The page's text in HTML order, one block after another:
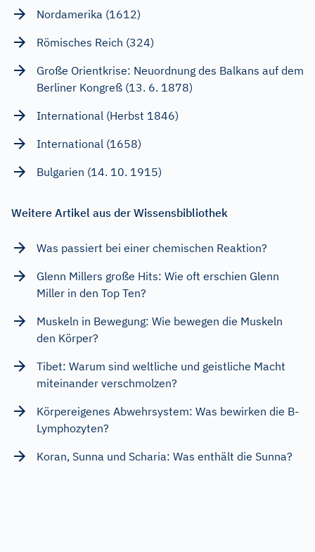
Nordamerika (1612)
Römisches Reich (324)
Große Orientkrise: Neuordnung des Balkans auf dem
Berliner Kongreß (13. 6. 1878)
International (Herbst 1846)
International (1658)
Bulgarien (14. 10. 1915)
Weitere Artikel aus der Wissensbibliothek
Was passiert bei einer chemischen Reaktion?
Glenn Millers große Hits: Wie oft erschien Glenn
Miller in den Top Ten?
Muskeln in Bewegung: Wie bewegen die Muskeln
den Körper?
Tibet: Warum sind weltliche und geistliche Macht
miteinander verschmolzen?
Körpereigenes Abwehrsystem: Was bewirken die B-
Lymphozyten?
Koran, Sunna und Scharia: Was enthält die Sunna?